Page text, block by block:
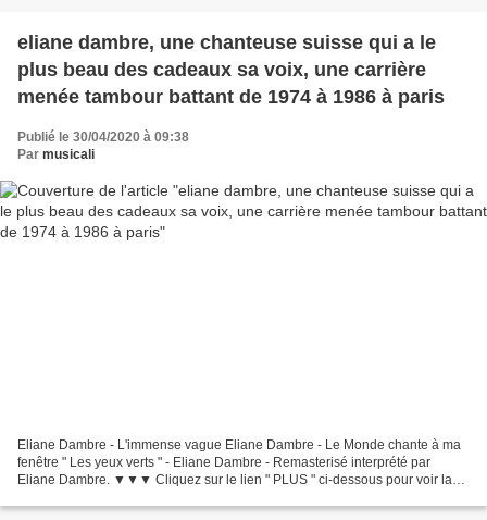
eliane dambre, une chanteuse suisse qui a le
plus beau des cadeaux sa voix, une carrière
menée tambour battant de 1974 à 1986 à paris
Publié le 30/04/2020 à 09:38
Par musicali
Eliane Dambre - L'immense vague Eliane Dambre - Le Monde chante à ma
fenêtre " Les yeux verts " - Eliane Dambre - Remasterisé interprété par
Eliane Dambre. ▼▼▼ Cliquez sur le lien " PLUS " ci-dessous pour voir la